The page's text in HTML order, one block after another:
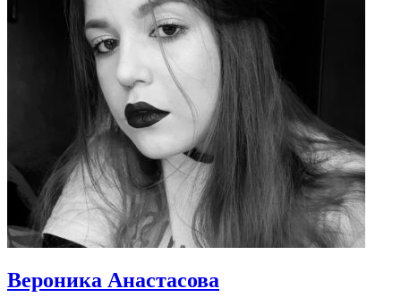
Вероника Анастасова